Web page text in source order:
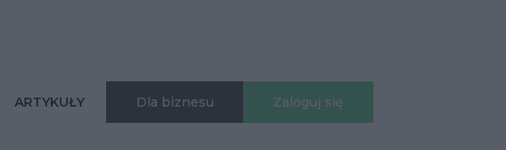
ARTYKUŁY Dla biznesu Zaloguj się